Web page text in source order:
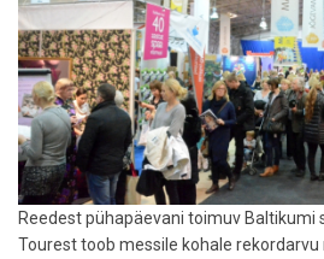
Reedest pühapäevani toimuv Baltikumi
Tourest toob messile kohale rekordarvu